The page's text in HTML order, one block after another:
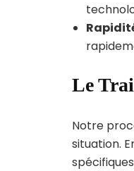
Le
Notre
situation.